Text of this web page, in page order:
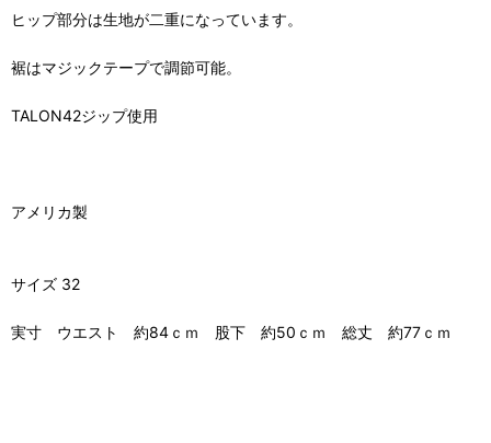
ヒップ部分は生地が二重になっています。
裾はマジックテープで調節可能。
TALON42ジップ使用
アメリカ製
サイズ 32
実寸 ウエスト 約84ｃｍ 股下 約50ｃｍ 総丈 約77ｃｍ